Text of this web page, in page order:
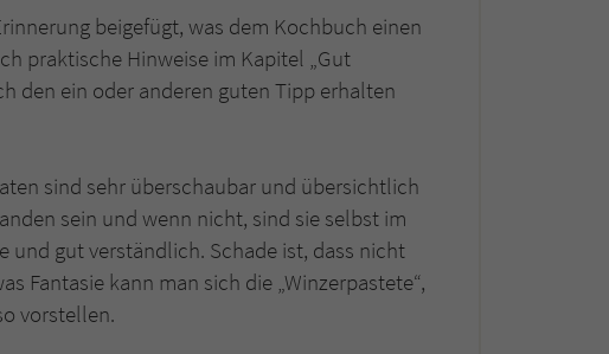
beigefügt, was dem Kochbuch einen
praktische Hinweise im Kapitel „Gut
den ein oder anderen guten Tipp erhalten
sind sehr überschaubar und übersichtlich
sein und wenn nicht, sind sie selbst im
und gut verständlich. Schade ist, dass nicht
Fantasie kann man sich die „Winzerpastete“,
vorstellen.